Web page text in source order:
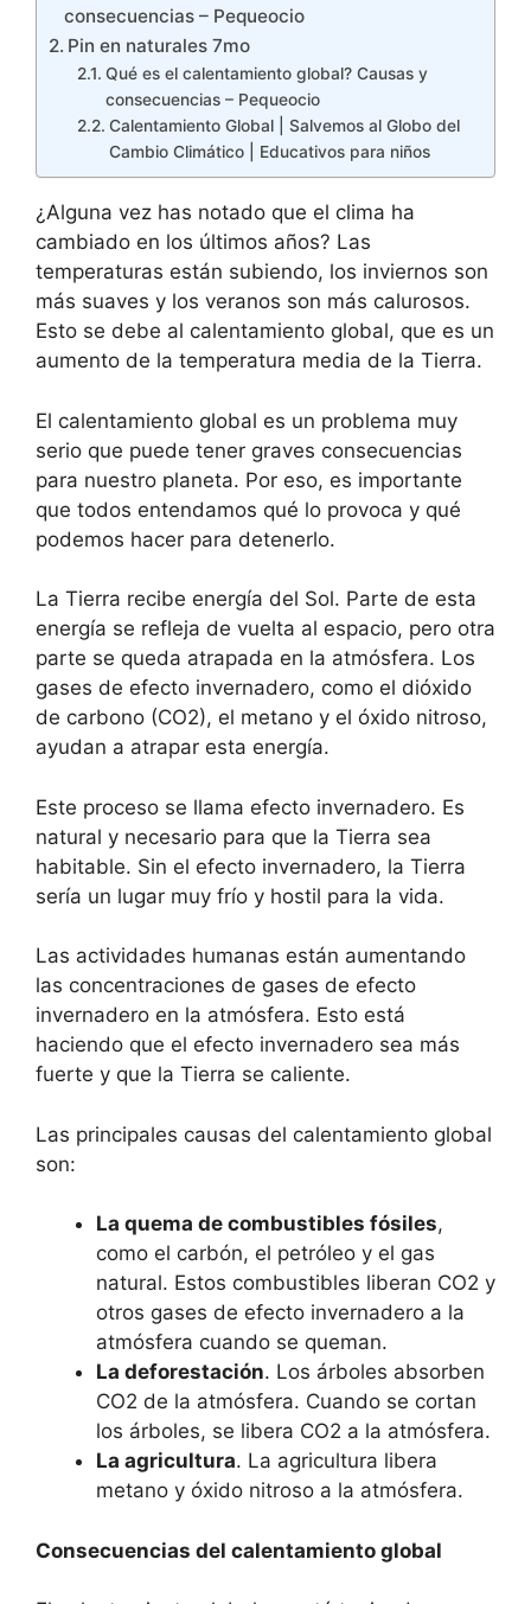
consecuencias – Pequeocio
Pin en naturales 7mo
Qué es el calentamiento global? Causas y
consecuencias – Pequeocio
Calentamiento Global | Salvemos al Globo del
Cambio Climático | Educativos para niños
¿Alguna vez has notado que el clima ha
cambiado en los últimos años? Las
temperaturas están subiendo, los inviernos son
más suaves y los veranos son más calurosos.
Esto se debe al calentamiento global, que es un
aumento de la temperatura media de la Tierra.
El calentamiento global es un problema muy
serio que puede tener graves consecuencias
para nuestro planeta. Por eso, es importante
que todos entendamos qué lo provoca y qué
podemos hacer para detenerlo.
La Tierra recibe energía del Sol. Parte de esta
energía se refleja de vuelta al espacio, pero otra
parte se queda atrapada en la atmósfera. Los
gases de efecto invernadero, como el dióxido
de carbono (CO2), el metano y el óxido nitroso,
ayudan a atrapar esta energía.
Este proceso se llama efecto invernadero. Es
natural y necesario para que la Tierra sea
habitable. Sin el efecto invernadero, la Tierra
sería un lugar muy frío y hostil para la vida.
Las actividades humanas están aumentando
las concentraciones de gases de efecto
invernadero en la atmósfera. Esto está
haciendo que el efecto invernadero sea más
fuerte y que la Tierra se caliente.
Las principales causas del calentamiento global
son:
La quema de combustibles fósiles,
como el carbón, el petróleo y el gas
natural. Estos combustibles liberan CO2 y
otros gases de efecto invernadero a la
atmósfera cuando se queman.
La deforestación. Los árboles absorben
CO2 de la atmósfera. Cuando se cortan
los árboles, se libera CO2 a la atmósfera.
La agricultura. La agricultura libera
metano y óxido nitroso a la atmósfera.
Consecuencias del calentamiento global